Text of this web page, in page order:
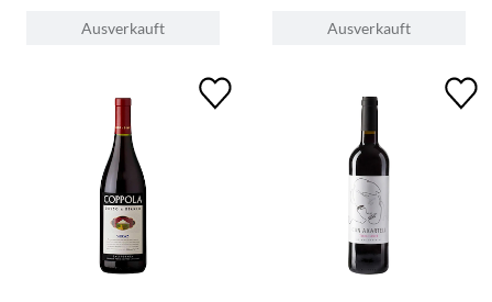
Ausverkauft Ausverkauft